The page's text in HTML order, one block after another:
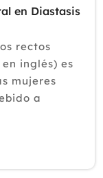
en Diastasis
rectos
inglés) es
mujeres
a
La invest...